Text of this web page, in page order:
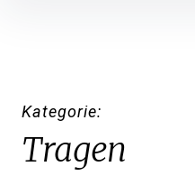
Kategorie
Tragen